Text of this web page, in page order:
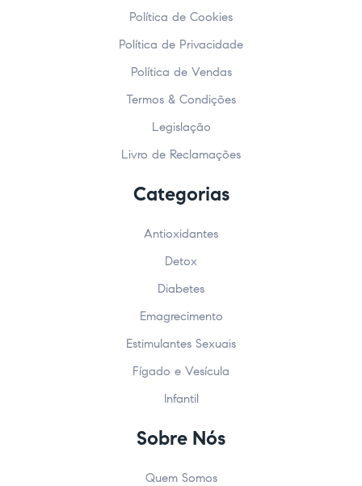
Política de Cookies
Política de Privacidade
Política de Vendas
Termos & Condições
Legislação
Livro de Reclamações
Categorias
Antioxidantes
Detox
Diabetes
Emagrecimento
Estimulantes Sexuais
Fígado e Vesícula
Infantil
Sobre Nós
Quem Somos